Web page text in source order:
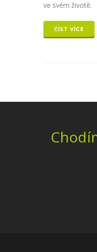
ve svém životě.
ČÍST VÍCE